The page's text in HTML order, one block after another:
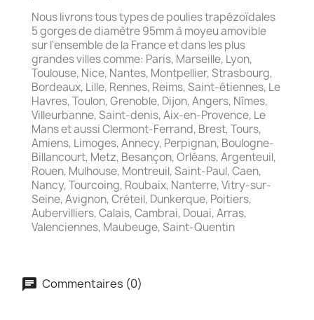
Nous livrons tous types de poulies trapézoïdales
5 gorges de diamètre 95mm à moyeu amovible
sur l'ensemble de la France et dans les plus
grandes villes comme: Paris, Marseille, Lyon,
Toulouse, Nice, Nantes, Montpellier, Strasbourg,
Bordeaux, Lille, Rennes, Reims, Saint-étiennes, Le
Havres, Toulon, Grenoble, Dijon, Angers, Nîmes,
Villeurbanne, Saint-denis, Aix-en-Provence, Le
Mans et aussi Clermont-Ferrand, Brest, Tours,
Amiens, Limoges, Annecy, Perpignan, Boulogne-
Billancourt, Metz, Besançon, Orléans, Argenteuil,
Rouen, Mulhouse, Montreuil, Saint-Paul, Caen,
Nancy, Tourcoing, Roubaix, Nanterre, Vitry-sur-
Seine, Avignon, Créteil, Dunkerque, Poitiers,
Aubervilliers, Calais, Cambrai, Douai, Arras,
Valenciennes, Maubeuge, Saint-Quentin
Commentaires (0)